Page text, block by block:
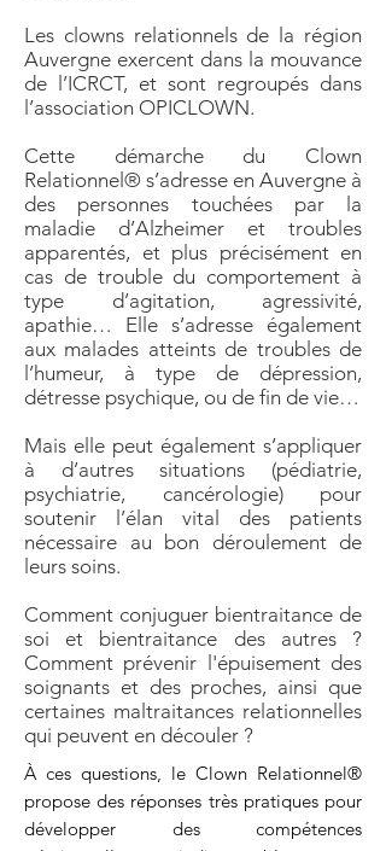
Les clowns relationnels de la région
Auvergne exercent dans la mouvance
de l’ICRCT, et sont regroupés dans
l’association OPICLOWN.
Cette démarche du Clown
Relationnel® s’adresse en Auvergne à
des personnes touchées par la
maladie d’Alzheimer et troubles
apparentés, et plus précisément en
cas de trouble du comportement à
type d’agitation, agressivité,
apathie… Elle s’adresse également
aux malades atteints de troubles de
l’humeur, à type de dépression,
détresse psychique, ou de fin de vie…
Mais elle peut également s’appliquer
à d’autres situations (pédiatrie,
psychiatrie, cancérologie) pour
soutenir l’élan vital des patients
nécessaire au bon déroulement de
leurs soins.
Comment conjuguer bientraitance de
soi et bientraitance des autres ?
Comment prévenir l'épuisement des
soignants et des proches, ainsi que
certaines maltraitances relationnelles
qui peuvent en découler ?
À ces questions, le Clown Relationnel®
propose des réponses très pratiques pour
développer des compétences